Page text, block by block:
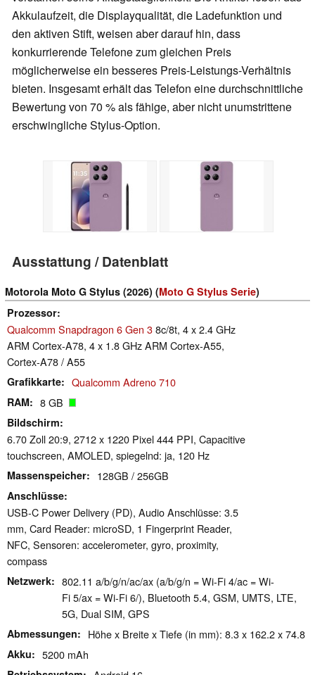
Akkulaufzeit, die Displayqualität, die Ladefunktion und
den aktiven Stift, weisen aber darauf hin, dass
konkurrierende Telefone zum gleichen Preis
möglicherweise ein besseres Preis-Leistungs-Verhältnis
bieten. Insgesamt erhält das Telefon eine durchschnittliche
Bewertung von 70 % als fähige, aber nicht unumstrittene
erschwingliche Stylus-Option.
Ausstattung / Datenblatt
Motorola Moto G Stylus (2026) (Moto G Stylus Serie)
Prozessor
Qualcomm Snapdragon 6 Gen 38c/8t, 4 x 2.4 GHz
ARM Cortex-A78, 4 x 1.8 GHz ARM Cortex-A55,
Cortex-A78 / A55
Grafikkarte Qualcomm Adreno 710
RAM 8 GB
Bildschirm
6.70 Zoll 20:9, 2712 x 1220 Pixel 444 PPI, Capacitive
touchscreen, AMOLED, spiegelnd: ja, 120 Hz
Massenspeicher 128GB / 256GB
Anschlüsse
USB-C Power Delivery (PD), Audio Anschlüsse: 3.5
mm, Card Reader: microSD, 1 Fingerprint Reader,
NFC, Sensoren: accelerometer, gyro, proximity,
compass
Netzwerk
802.11 a/b/g/n/ac/ax (a/b/g/n = Wi-Fi 4/ac = Wi-
Fi 5/ax = Wi-Fi 6/), Bluetooth 5.4, GSM, UMTS, LTE,
5G, Dual SIM, GPS
Abmessungen Höhe x Breite x Tiefe (in mm): 8.3 x 162.2 x 74.8
Akku 5200 mAh